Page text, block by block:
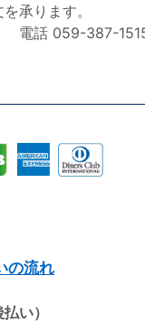
承ります。
電話 059-387-
の流れ
い）